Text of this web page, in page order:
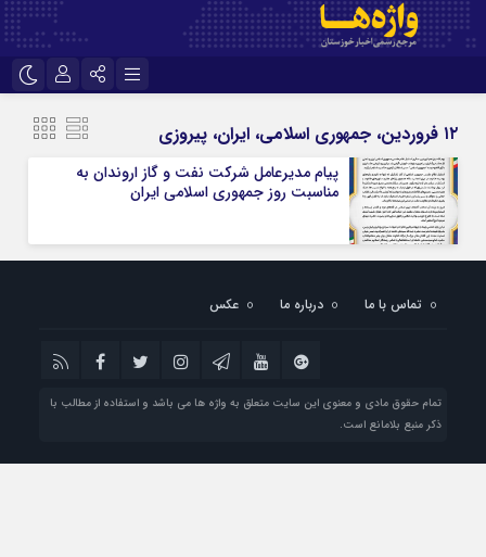
سروش
آپارات
اپلیکیشن رمز عبور
۱۲ فروردین، جمهوری اسلامی، ایران، پیروزی
پیام مدیرعامل شركت نفت و گاز اروندان به
مناسبت روز جمهوری اسلامی ایران
تماس با ما درباره ما عکس
تمام حقوق مادی و معنوی این سایت متعلق به واژه ها می باشد و استفاده از مطالب با
ذکر منبع بلامانع است.